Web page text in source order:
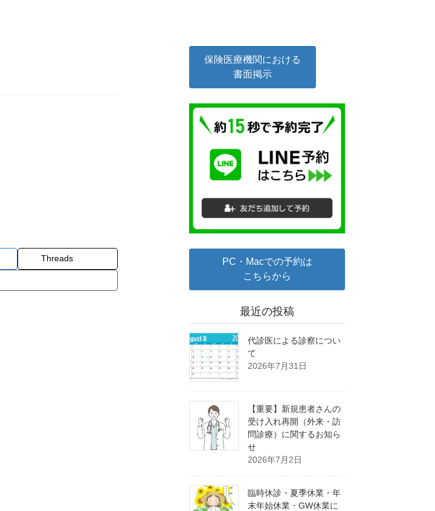
Threads
保険医療機関における
書面掲示
PC・Macでの予約は
こちらから
最近の投稿
代診医による診察につい
て
2026年7月31日
【重要】新規患者さんの
受け入れ再開（外来・訪
問診療）に関するお知ら
せ
2026年7月2日
臨時休診・夏季休業・年
末年始休業・GW休業に